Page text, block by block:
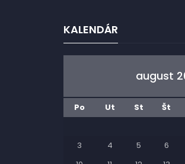
KALENDÁR
august
Po Ut St Št
3
4 5 6